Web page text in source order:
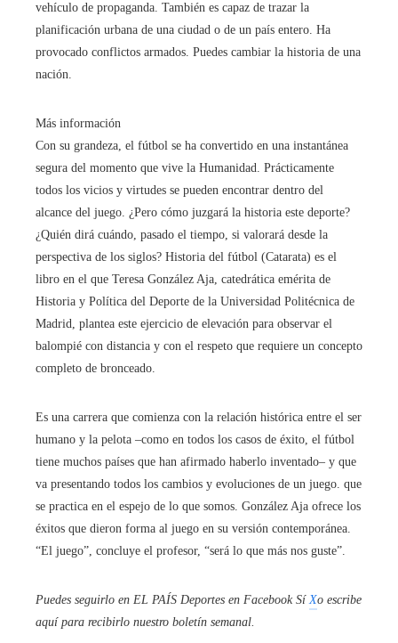
vehículo de propaganda. También es capaz de trazar la
planificación urbana de una ciudad o de un país entero. Ha
provocado conflictos armados. Puedes cambiar la historia de una
nación.
Más información
Con su grandeza, el fútbol se ha convertido en una instantánea
segura del momento que vive la Humanidad. Prácticamente
todos los vicios y virtudes se pueden encontrar dentro del
alcance del juego. ¿Pero cómo juzgará la historia este deporte?
¿Quién dirá cuándo, pasado el tiempo, si valorará desde la
perspectiva de los siglos? Historia del fútbol (Catarata) es el
libro en el que Teresa González Aja, catedrática emérita de
Historia y Política del Deporte de la Universidad Politécnica de
Madrid, plantea este ejercicio de elevación para observar el
balompié con distancia y con el respeto que requiere un concepto
completo de bronceado.
Es una carrera que comienza con la relación histórica entre el ser
humano y la pelota –como en todos los casos de éxito, el fútbol
tiene muchos países que han afirmado haberlo inventado– y que
va presentando todos los cambios y evoluciones de un juego. que
se practica en el espejo de lo que somos. González Aja ofrece los
éxitos que dieron forma al juego en su versión contemporánea.
“El juego”, concluye el profesor, “será lo que más nos guste”.
Puedes seguirlo en EL PAÍS Deportes en FacebookSíXo escribe
aquí para recibirlo nuestro boletín semanal.